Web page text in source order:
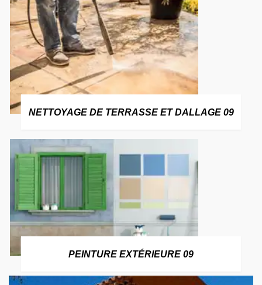
NETTOYAGE DE TERRASSE ET DALLAGE 09
PEINTURE EXTÉRIEURE 09